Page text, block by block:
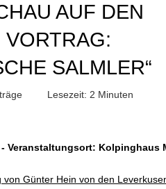
AUF DEN
SALMLER“
Lesezeit: 2 Minuten
Veranstaltungsort: Kolpinghaus
von Günter Hein von den